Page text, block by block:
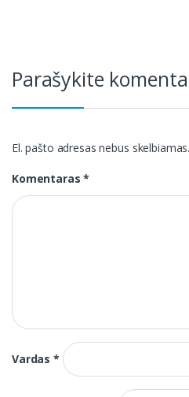
Parašykite
El. pašto adresas nebus skelbiamas.
Komentaras*
Vardas*